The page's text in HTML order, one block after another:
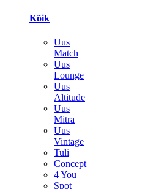
Kõik
Uus
Match
Uus
Lounge
Uus
Altitude
Uus
Mitra
Uus
Vintage
Tuli
Concept
4 You
Spot